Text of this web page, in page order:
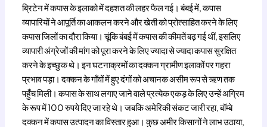
ब्रिटेन में कपास के इलाको में दहशत की लहर फैल गई। बंबई में, कपास
व्यापारियों ने आपूर्ति का आकलन करने और खेती को प्रोत्साहित करने के लिए
कपास जिलों का दौरा किया। चूंकि बंबई में कपास की कीमतें बढ़ गई थीं, इसलिए
व्यापारी अंग्रेजों की मांग को पूरा करने के लिए ज्यादा से ज्यादा कपास सुरक्षित
करने के इच्छुक थे। इन घटनाक्रमों का दक्कन ग्रामीण इलाकों पर गहरा
प्रभाव पड़ा। दक्कन के गाँवों में हुए दंगों को अचानक असीम रूप से ऋण तक
पहुँच मिली। कपास के साथ लगाए जाने वाले प्रत्येक एकड़ के लिए उन्हें अग्रिम
के रूप में 100 रुपये दिए जा रहे थे। जबकि अमेरिकी संकट जारी रहा, बॉम्बे
दक्कन में कपास उत्पादन का विस्तार हुआ। कुछ अमीर किसानों ने लाभ उठाया,